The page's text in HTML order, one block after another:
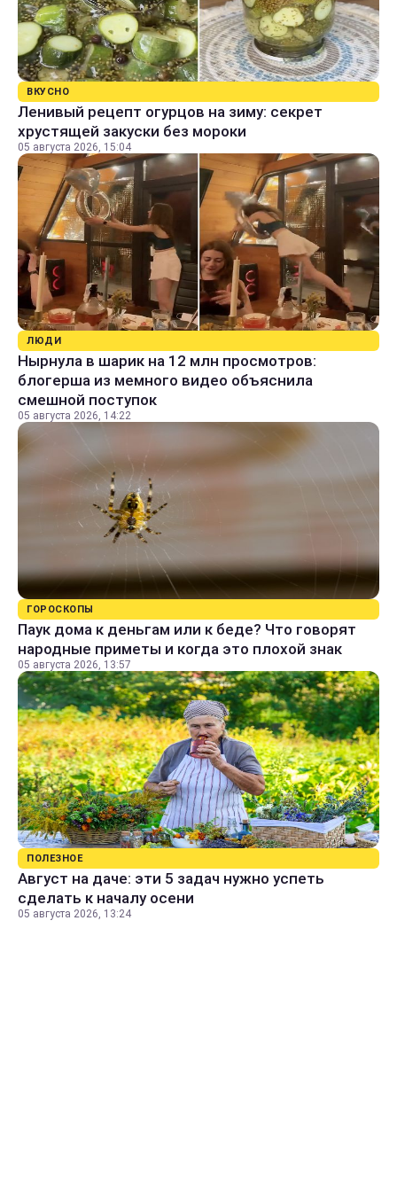
ВКУСНО
Ленивый рецепт огурцов на зиму: секрет
хрустящей закуски без мороки
05 августа 2026, 15:04
ЛЮДИ
Нырнула в шарик на 12 млн просмотров:
блогерша из мемного видео объяснила
смешной поступок
05 августа 2026, 14:22
ГОРОСКОПЫ
Паук дома к деньгам или к беде? Что говорят
народные приметы и когда это плохой знак
05 августа 2026, 13:57
ПОЛЕЗНОЕ
Август на даче: эти 5 задач нужно успеть
сделать к началу осени
05 августа 2026, 13:24